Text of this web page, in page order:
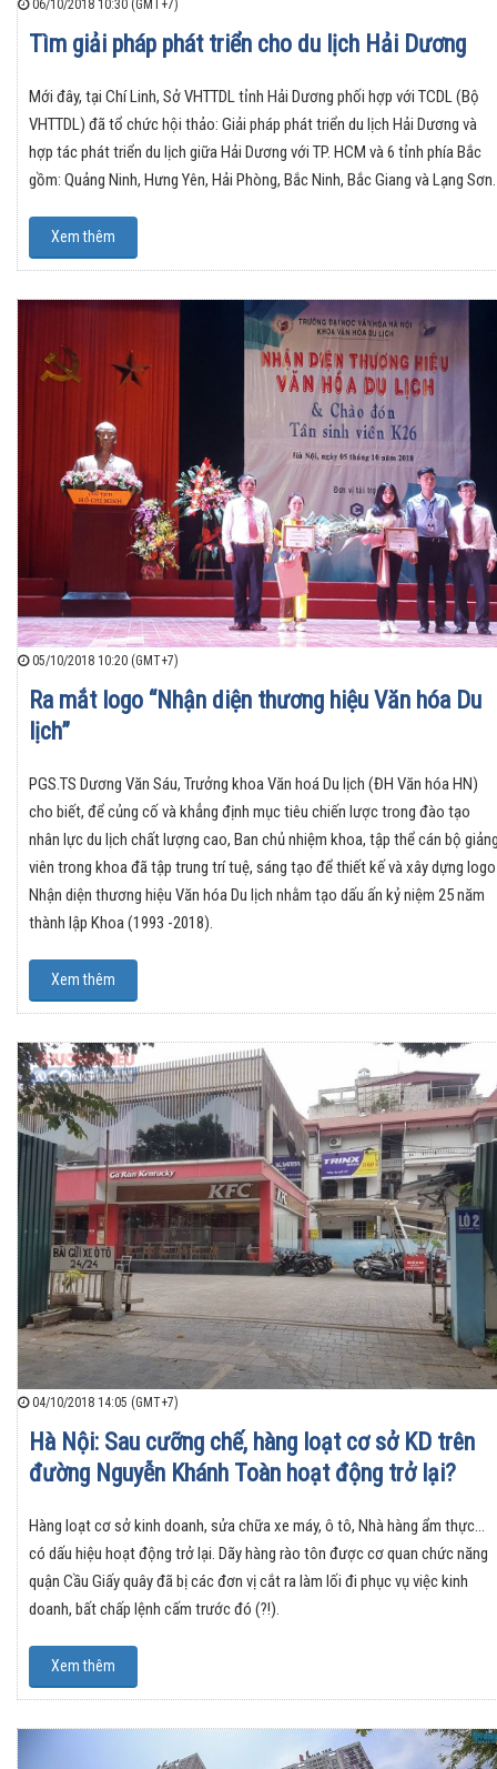
06/10/2018 10:30 (GMT+7)
Tìm giải pháp phát triển cho du lịch Hải Dương
Mới đây, tại Chí Linh, Sở VHTTDL tỉnh Hải Dương phối hợp với TCDL (Bộ
VHTTDL) đã tổ chức hội thảo: Giải pháp phát triển du lịch Hải Dương và
hợp tác phát triển du lịch giữa Hải Dương với TP. HCM và 6 tỉnh phía Bắc
gồm: Quảng Ninh, Hưng Yên, Hải Phòng, Bắc Ninh, Bắc Giang và Lạng Sơn.
Xem thêm
05/10/2018 10:20 (GMT+7)
Ra mắt logo “Nhận diện thương hiệu Văn hóa Du
lịch”
PGS.TS Dương Văn Sáu, Trưởng khoa Văn hoá Du lịch (ĐH Văn hóa HN)
cho biết, để củng cố và khẳng định mục tiêu chiến lược trong đào tạo
nhân lực du lịch chất lượng cao, Ban chủ nhiệm khoa, tập thể cán bộ
viên trong khoa đã tập trung trí tuệ, sáng tạo để thiết kế và xây dựng logo
Nhận diện thương hiệu Văn hóa Du lịch nhằm tạo dấu ấn kỷ niệm 25 năm
thành lập Khoa (1993 -2018).
Xem thêm
04/10/2018 14:05 (GMT+7)
Hà Nội: Sau cưỡng chế, hàng loạt cơ sở KD trên
đường Nguyễn Khánh Toàn hoạt động trở lại?
Hàng loạt cơ sở kinh doanh, sửa chữa xe máy, ô tô, Nhà hàng ẩm thực…
có dấu hiệu hoạt động trở lại. Dãy hàng rào tôn được cơ quan chức năng
quận Cầu Giấy quây đã bị các đơn vị cắt ra làm lối đi phục vụ việc kinh
doanh, bất chấp lệnh cấm trước đó (?!).
Xem thêm